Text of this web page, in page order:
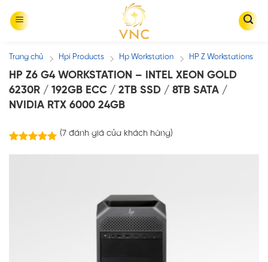
Trang chủ / Hpi Products / Hp Workstation / HP Z Workstations
HP Z6 G4 WORKSTATION – INTEL XEON GOLD
6230R / 192GB ECC / 2TB SSD / 8TB SATA /
NVIDIA RTX 6000 24GB
(7đánh giá của khách hàng)